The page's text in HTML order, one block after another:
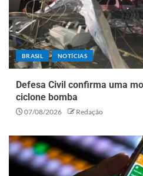
BRASIL NOTÍCIAS
Defesa Civil confirma uma
ciclone bomba
07/08/2026 Redação